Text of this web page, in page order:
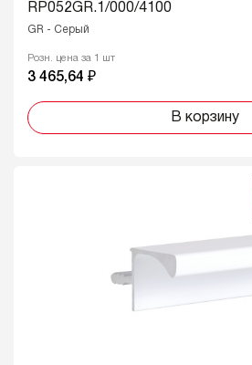
RP052GR.1/000/4100
GR - Серый
Розн. цена за 1 шт
3 465,64 ₽
В корзину